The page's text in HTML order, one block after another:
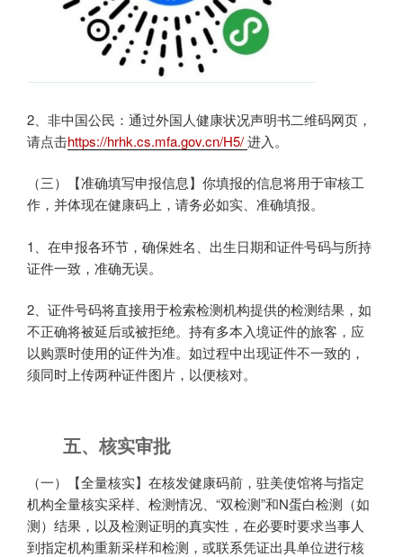
2、非中国公民：通过外国人健康状况声明书二维码网页，
请点击https://hrhk.cs.mfa.gov.cn/H5/进入。
（三）【准确填写申报信息】你填报的信息将用于审核工
作，并体现在健康码上，请务必如实、准确填报。
1、在申报各环节，确保姓名、出生日期和证件号码与所持
证件一致，准确无误。
2、证件号码将直接用于检索检测机构提供的检测结果，如
不正确将被延后或被拒绝。持有多本入境证件的旅客，应
以购票时使用的证件为准。如过程中出现证件不一致的，
须同时上传两种证件图片，以便核对。
五、核实审批
（一）【全量核实】在核发健康码前，驻美使馆将与指定
机构全量核实采样、检测情况、“双检测”和N蛋白检测（如
测）结果，以及检测证明的真实性，在必要时要求当事人
到指定机构重新采样和检测，或联系凭证出具单位进行核